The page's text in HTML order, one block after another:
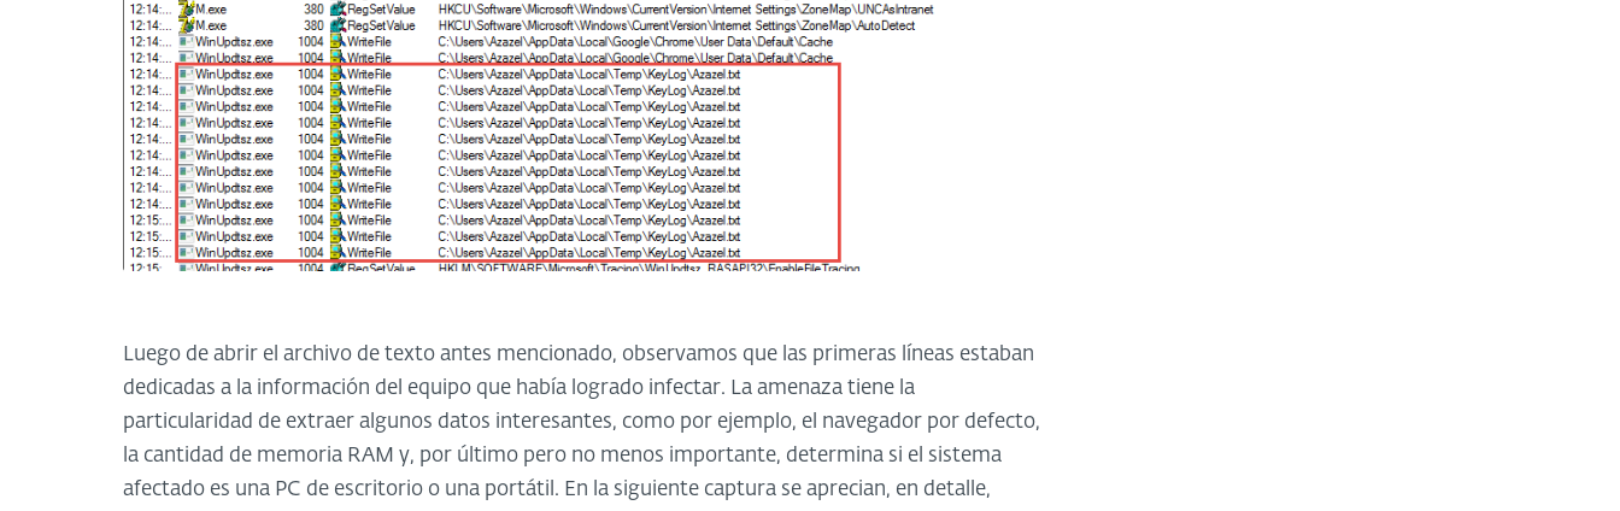
Luego de abrir el archivo de texto antes mencionado, observamos que las primeras líneas estaban
dedicadas a la información del equipo que había logrado infectar. La amenaza tiene la
particularidad de extraer algunos datos interesantes, como por ejemplo, el navegador por defecto,
la cantidad de memoria RAM y, por último pero no menos importante, determina si el sistema
afectado es una PC de escritorio o una portátil. En la siguiente captura se aprecian, en detalle,